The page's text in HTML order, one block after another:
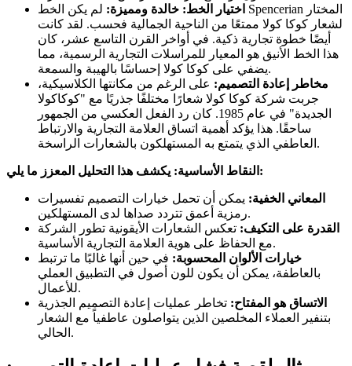
اختيار الخط: خالدة ومميزة: لم يكن الخط Spencerian المختار
لشعار كوكا كولا ممتعًا من الناحية الجمالية فحسب. لقد كانت
أيضًا خطوة تجارية ذكية. في أواخر القرن التاسع عشر، كان
هذا الخط الأنيق هو المعيار للمراسلات التجارية الرسمية، مما
يضفي على كوكا كولا إحساسًا بالهيبة والسمعة.
مخاطر إعادة التصميم: على الرغم من مكانتها الكلاسيكية،
جربت شركة كوكا كولا شعارًا مختلفًا جذريًا مع "كوكاكولا
الجديدة" في عام 1985. كان رد الفعل العكسي من الجمهور
ساحقًا. هذا يؤكد أهمية اتساق العلامة التجارية والارتباط
العاطفي الذي يتمتع به المستهلكون بالشعارات الراسخة.
النقاط الأساسية: يكشف هذا التحليل المعزز ما يلي:
المعاني الخفية: يمكن أن تحمل خيارات التصميم تفسيرات
رمزية أعمق تتردد صداها لدى المستهلكين.
القدرة على التكيف: تعكس الشعارات الأيقونية تطور الشركة
مع الحفاظ على هوية العلامة التجارية الأساسية.
خيارات الألوان المحسوبة: في حين أنها غالبًا ما ترتبط
بالعاطفة، يمكن أن يكون للون أصول في التطبيق العملي
للأعمال.
الاتساق هو المفتاح: تخاطر عمليات إعادة التصميم الجذرية
بتنفير العملاء المخلصين الذين يتواصلون عاطفياً مع الشعار
الحالي.